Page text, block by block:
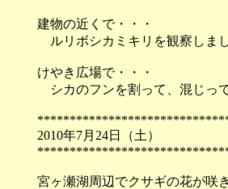
建物の近くで・・・
ルリボシカミキリを観察しま
けやき広場で・・・
シカのフンを割って、混じっ
2010年7月24
宮ヶ瀬湖周辺でクサギの花が咲